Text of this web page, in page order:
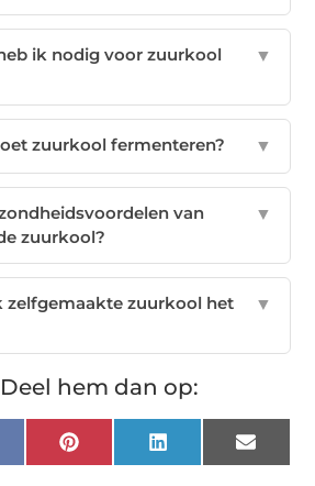
ik nodig voor zuurkool
▼
zuurkool fermenteren? ▼
van
zuurkool?
▼
zelfgemaakte zuurkool het
▼
hem dan op:
Pinterest LinkedIn Email